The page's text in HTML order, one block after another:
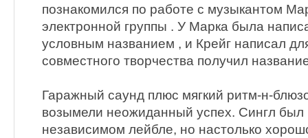
познакомился по работе с музыкантом
электронной группы . У Марка была
условным названием , и Крейг написал
совместного творчества получил
Гаражный саунд плюс мягкий ритм-н-
возымели неожиданный успех. Сингл
независимом лейбле, но настолько